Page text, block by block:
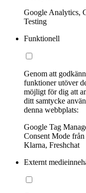
Google Analytics,
Testing
Funktionell
Genom att
funktioner utöver
möjligt för dig att
ditt samtycke
denna webbplats:
Google Tag
Consent Mode
Klarna, Freshchat
Externt